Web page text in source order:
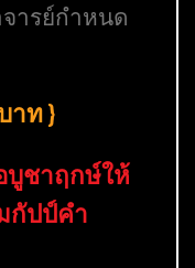
ารย์กำหนด
าท }
บูชาฤกษ์ให้
กัปป์คำ